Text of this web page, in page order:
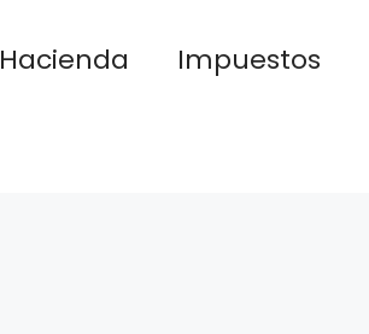
Hacienda Impuestos